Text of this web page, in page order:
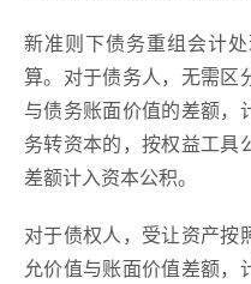
新准则下债务重组会计
算。对于债务人，无需区
与债务账面价值的差额，
务转资本的，按权益工具
差额计入资本公积。
对于债权人，受让资产按
允价值与账面价值差额，